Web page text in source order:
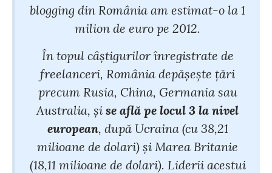
blogging din România am estimat-o la 1
milion de euro pe 2012.
În topul câştigurilor înregistrate de
freelanceri, România depăşeşte ţări
precum Rusia, China, Germania sau
Australia, şi se află pe locul 3 la nivel
european, după Ucraina (cu 38,21
milioane de dolari) şi Marea Britanie
(18,11 milioane de dolari). Liderii acestui